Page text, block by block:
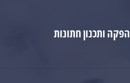
הפקה ותכנון חתונות